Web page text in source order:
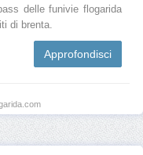
delle funivie flogarida
di brenta.
Approfondisci